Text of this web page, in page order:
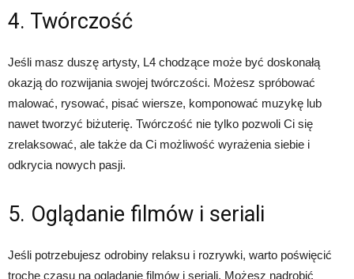
4. Twórczość
Jeśli masz duszę artysty, L4 chodzące może być doskonałą
okazją do rozwijania swojej twórczości. Możesz spróbować
malować, rysować, pisać wiersze, komponować muzykę lub
nawet tworzyć biżuterię. Twórczość nie tylko pozwoli Ci się
zrelaksować, ale także da Ci możliwość wyrażenia siebie i
odkrycia nowych pasji.
5. Oglądanie filmów i seriali
Jeśli potrzebujesz odrobiny relaksu i rozrywki, warto poświęcić
trochę czasu na oglądanie filmów i seriali. Możesz nadrobić